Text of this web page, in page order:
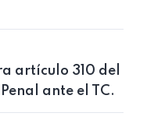
artículo 310 del
ante el TC.